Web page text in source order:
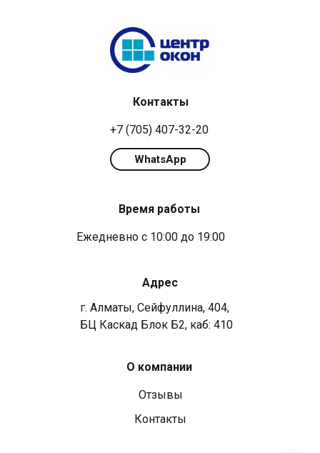
+7 (705) 407-32-20
Ежедневно с 10:00 до 19:00
Отзывы
Контакты
г. Алматы, Сейфуллина, 404,
БЦ Каскад Блок Б2, каб: 410
О компании
Адрес
Время работы
Контакты
WhatsApp